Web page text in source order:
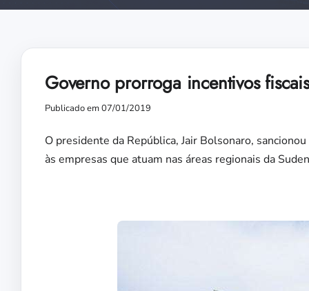
Governo prorroga incentivos
Publicado em 07/01/2019
O presidente da República, Jair Bolsonaro,
às empresas que atuam nas áreas regionais da